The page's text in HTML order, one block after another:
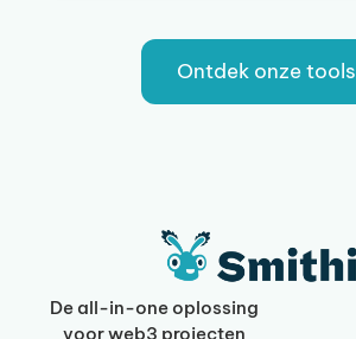
Ontdek onze tools
De all-in-one oplossing
voor web3 projecten